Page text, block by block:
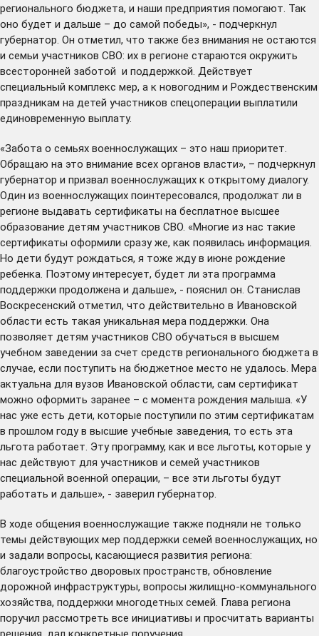
регионального бюджета, и наши предприятия помогают. Так
оно будет и дальше – до самой победы», - подчеркнул
губернатор. Он отметил, что также без внимания не остаются
и семьи участников СВО: их в регионе стараются окружить
всесторонней заботой и поддержкой. Действует
специальный комплекс мер, а к новогодним и Рождественским
праздникам на детей участников спецоперации выплатили
единовременную выплату.
«Забота о семьях военнослужащих – это наш приоритет.
Обращаю на это внимание всех органов власти», – подчеркнул
губернатор и призвал военнослужащих к открытому диалогу.
Один из военнослужащих поинтересовался, продолжат ли в
регионе выдавать сертификаты на бесплатное высшее
образование детям участников СВО. «Многие из нас такие
сертификаты оформили сразу же, как появилась информация.
Но дети будут рождаться, я тоже жду в июне рождение
ребенка. Поэтому интересует, будет ли эта программа
поддержки продолжена и дальше», - пояснил он. Станислав
Воскресенский отметил, что действительно в Ивановской
области есть такая уникальная мера поддержки. Она
позволяет детям участников СВО обучаться в высшем
учебном заведении за счет средств регионального бюджета в
случае, если поступить на бюджетное место не удалось. Мера
актуальна для вузов Ивановской области, сам сертификат
можно оформить заранее – с момента рождения малыша. «У
нас уже есть дети, которые поступили по этим сертификатам
в прошлом году в высшие учебные заведения, то есть эта
льгота работает. Эту программу, как и все льготы, которые у
нас действуют для участников и семей участников
специальной военной операции, – все эти льготы будут
работать и дальше», - заверил губернатор.
В ходе общения военнослужащие также подняли не только
темы действующих мер поддержки семей военнослужащих, но
и задали вопросы, касающиеся развития региона:
благоустройство дворовых пространств, обновление
дорожной инфраструктуры, вопросы жилищно-коммунального
хозяйства, поддержки многодетных семей. Глава региона
поручил рассмотреть все инициативы и просчитать варианты